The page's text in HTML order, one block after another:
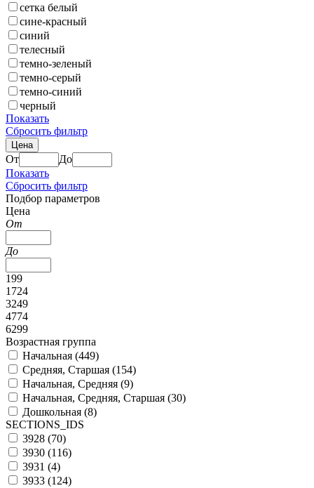
сетка белый
сине-красный
синий
телесный
темно-зеленый
темно-серый
темно-синий
черный
Показать
Сбросить фильтр
Цена
От
До
Показать
Сбросить фильтр
Подбор параметров
Цена
От
До
199
1724
3249
4774
6299
Возрастная группа
Начальная (449)
Средняя, Старшая (154)
Начальная, Средняя (9)
Начальная, Средняя, Старшая (30)
Дошкольная (8)
SECTIONS_IDS
3928 (70)
3930 (116)
3931 (4)
3933 (124)